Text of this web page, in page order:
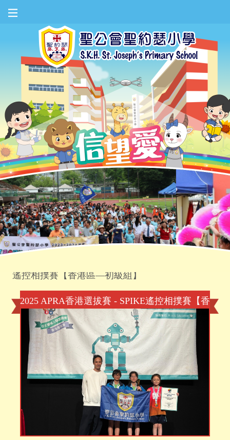
遙控相撲賽【香港區—初級組】
2025 APRA香港選拔賽 - SPIKE遙控相撲賽【香
港區—初級組】